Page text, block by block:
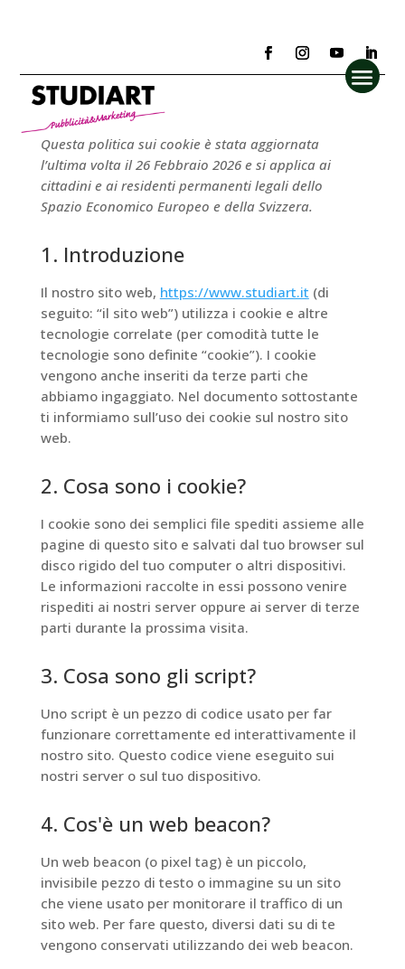
Cookie Policy (UE)
Questa politica sui cookie è stata aggiornata
l’ultima volta il 26 Febbraio 2026 e si applica ai
cittadini e ai residenti permanenti legali dello
Spazio Economico Europeo e della Svizzera.
1. Introduzione
Il nostro sito web, https://www.studiart.it (di
seguito: “il sito web”) utilizza i cookie e altre
tecnologie correlate (per comodità tutte le
tecnologie sono definite “cookie”). I cookie
vengono anche inseriti da terze parti che
abbiamo ingaggiato. Nel documento sottostante
ti informiamo sull’uso dei cookie sul nostro sito
web.
2. Cosa sono i cookie?
I cookie sono dei semplici file spediti assieme alle
pagine di questo sito e salvati dal tuo browser sul
disco rigido del tuo computer o altri dispositivi.
Le informazioni raccolte in essi possono venire
rispediti ai nostri server oppure ai server di terze
parti durante la prossima visita.
3. Cosa sono gli script?
Uno script è un pezzo di codice usato per far
funzionare correttamente ed interattivamente il
nostro sito. Questo codice viene eseguito sui
nostri server o sul tuo dispositivo.
4. Cos'è un web beacon?
Un web beacon (o pixel tag) è un piccolo,
invisibile pezzo di testo o immagine su un sito
che viene usato per monitorare il traffico di un
sito web. Per fare questo, diversi dati su di te
vengono conservati utilizzando dei web beacon.